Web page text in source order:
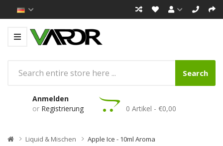
Search
Anmelden
or Registrierung 0 Artikel - €0,00
Liquid & Mischen Apple Ice - 10ml Aroma